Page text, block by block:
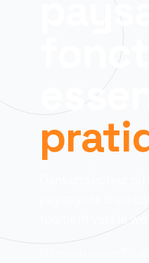
Dans un secteur
paysagiste bien
tournent vers le